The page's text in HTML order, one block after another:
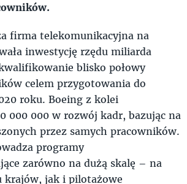
firma telekomunikacyjna na
inwestycję rzędu miliarda
blisko połowy
celem przygotowania do
roku. Boeing z kolei
000 000 w rozwój kadr, bazując na
przez samych pracowników.
programy
zarówno na dużą skalę – na
krajów, jak i pilotażowe